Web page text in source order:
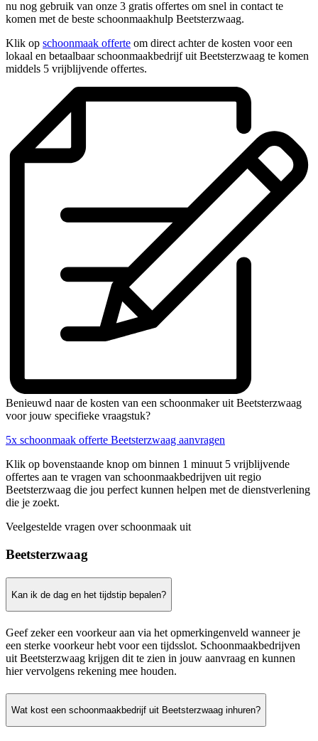
nu nog gebruik van onze 3 gratis offertes om snel in contact te
komen met de beste schoonmaakhulp Beetsterzwaag.
Klik op schoonmaak offerte om direct achter de kosten voor een
lokaal en betaalbaar schoonmaakbedrijf uit Beetsterzwaag te komen
middels 5 vrijblijvende offertes.
Benieuwd naar de kosten van een schoonmaker uit Beetsterzwaag
voor jouw specifieke vraagstuk?
5x schoonmaak offerte Beetsterzwaag aanvragen
Klik op bovenstaande knop om binnen 1 minuut 5 vrijblijvende
offertes aan te vragen van schoonmaakbedrijven uit regio
Beetsterzwaag die jou perfect kunnen helpen met de dienstverlening
die je zoekt.
Veelgestelde vragen over schoonmaak uit
Beetsterzwaag
Kan ik de dag en het tijdstip bepalen?
Geef zeker een voorkeur aan via het opmerkingenveld wanneer je
een sterke voorkeur hebt voor een tijdsslot. Schoonmaakbedrijven
uit Beetsterzwaag krijgen dit te zien in jouw aanvraag en kunnen
hier vervolgens rekening mee houden.
Wat kost een schoonmaakbedrijf uit Beetsterzwaag inhuren?